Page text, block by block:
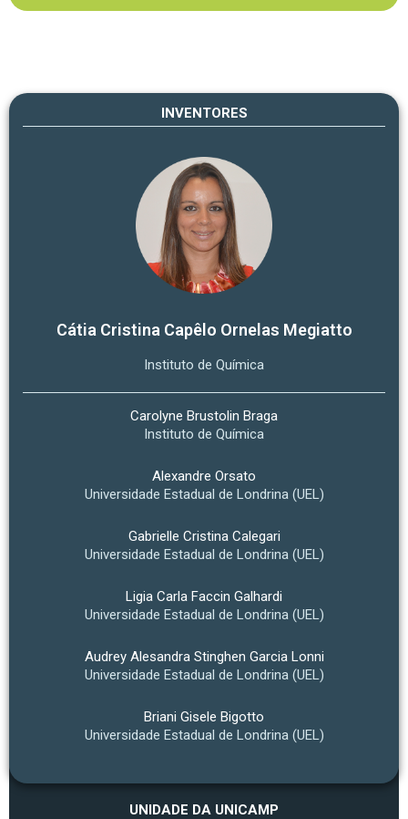
INVENTORES
Cátia Cristina Capêlo Ornelas Megiatto
Instituto de Química
Carolyne Brustolin Braga
Instituto de Química
Alexandre Orsato
Universidade Estadual de Londrina (UEL)
Gabrielle Cristina Calegari
Universidade Estadual de Londrina (UEL)
Ligia Carla Faccin Galhardi
Universidade Estadual de Londrina (UEL)
Audrey Alesandra Stinghen Garcia Lonni
Universidade Estadual de Londrina (UEL)
Briani Gisele Bigotto
Universidade Estadual de Londrina (UEL)
UNIDADE DA UNICAMP